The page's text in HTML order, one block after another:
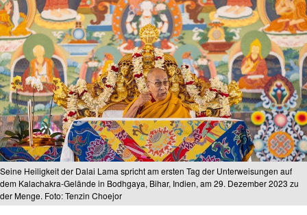
Seine Heiligkeit der Dalai Lama spricht am ersten Tag der Unterweisungen auf
dem Kalachakra-Gelände in Bodhgaya, Bihar, Indien, am 29. Dezember 2023 zu
der Menge. Foto: Tenzin Choejor